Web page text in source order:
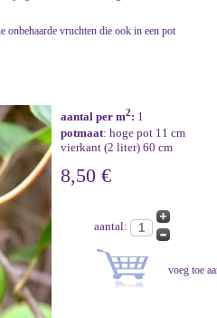
onbehaarde vruchten die ook in een pot
aantal per m2: 1
potmaat: hoge pot 11 cm
vierkant (2 liter) 60 cm
8,50 €
aantal: